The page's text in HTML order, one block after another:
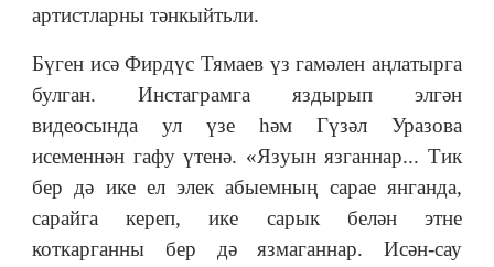
артистларны тәнкыйтьли.
Бүген исә Фирдүс Тямаев үз гамәлен аңлатырга
булган. Инстаграмга яздырып элгән
видеосында ул үзе һәм Гүзәл Уразова
исеменнән гафу үтенә. «Язуын язганнар... Тик
бер дә ике ел элек абыемның сарае янганда,
сарайга кереп, ике сарык белән этне
коткарганны бер дә язмаганнар. Исән-сау